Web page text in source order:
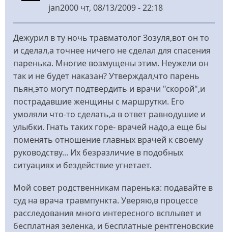
jan2000чт, 08/13/2009 - 22:18
Дежурил в ту ночь травматолог Зозуля,вот он то
и сделал,а точнее ничего не сделал для спасения
паренька. Многие возмущены этим. Неужели он
так и не будет наказан? Утверждал,что парень
пьян,это могут подтвердить и врачи "скорой",и
пострадавшие женщины с маршрутки. Его
умоляли что-то сделать,а в ответ равнодушие и
улыбки. Гнать таких горе- врачей надо,а еще бы
поменять отношение главных врачей к своему
руководству... Их безразличие в подобных
ситуациях и бездействие угнетает.
Мой совет родственникам паренька: подавайте в
суд на врача травмпункта. Уверяю,в процессе
расследования много интересного всплывет и
бесплатная зеленка, и бесплатные рентгеновские